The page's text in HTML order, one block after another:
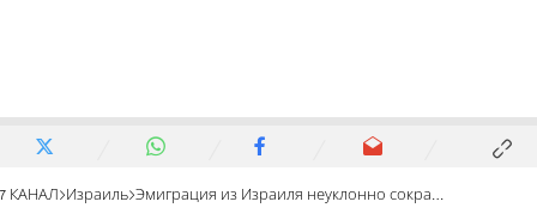
7 КАНАЛ Израиль Эмиграция из Израиля неуклонно сокращается